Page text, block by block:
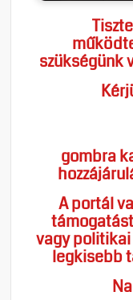
szükségünk
gombra
A portál
vagy
legkisebb